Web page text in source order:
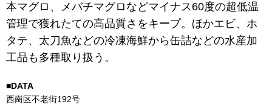
本マグロ、メバチマグロなどマイナス60度の超低温
管理で獲れたての高品質さをキープ。ほかエビ、ホ
タテ、太刀魚などの冷凍海鮮から缶詰などの水産加
工品も多種取り扱う。
■DATA
西崗区不老街192号